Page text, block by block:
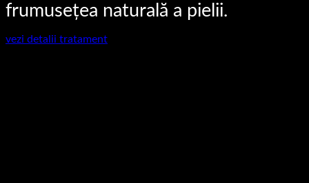
frumusețea naturală a pielii.
vezi detalii tratament